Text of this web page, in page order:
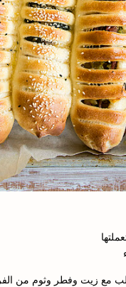
مع زيت وفطر وثوم من